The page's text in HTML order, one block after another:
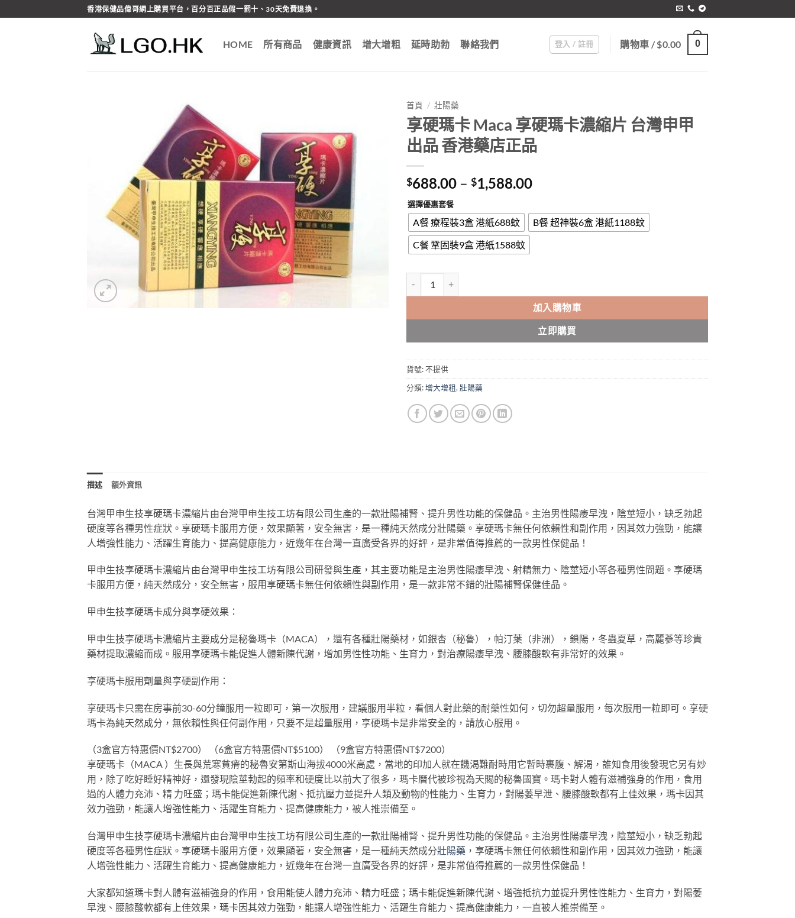
to
香港保健品偉哥網上購買平台，百分百正品假一罰十、30天免費退換。
HOME 所有商品 健康資訊 增大增粗 延時助勃 聯絡我們 登入 / 註冊 購物車 /$0.00 0
首頁 / 壯陽藥
享硬瑪卡 Maca 享硬瑪卡濃縮片 台灣申甲
出品 香港藥店正品
$688.00 – $1,588.00Price
$688.00
through
選擇優惠套餐
A餐 療程裝3盒 港紙688蚊
B餐 超神裝6盒 港紙1188蚊
C餐 鞏固裝9盒 港紙1588蚊
加入購物車
立即購買
貨號:不提供
分類:增大增粗, 壯陽藥
描述 額外資訊
台灣甲申生技享硬瑪卡濃縮片由台灣甲申生技工坊有限公司生產的一款壯陽補腎、提升男性功能的保健品。主治男性陽痿早洩，陰莖短小，缺乏勃起
硬度等各種男性症狀。享硬瑪卡服用方便，效果顯著，安全無害，是一種純天然成分壯陽藥。享硬瑪卡無任何依賴性和副作用，因其效力強勁，能讓
人增強性能力、活躍生育能力、提高健康能力，近幾年在台灣一直廣受各界的好評，是非常值得推薦的一款男性保健品！
甲申生技享硬瑪卡濃縮片由台灣甲申生技工坊有限公司研發與生產，其主要功能是主治男性陽痿早洩、射精無力、陰莖短小等各種男性問題。享硬瑪
卡服用方便，純天然成分，安全無害，服用享硬瑪卡無任何依賴性與副作用，是一款非常不錯的壯陽補腎保健佳品。
甲申生技享硬瑪卡成分與享硬效果：
甲申生技享硬瑪卡濃縮片主要成分是秘魯瑪卡（MACA），還有各種壯陽藥材，如銀杏（秘魯），帕汀葉（非洲），鎖陽，冬蟲夏草，高麗蔘等珍貴
藥材提取濃縮而成。服用享硬瑪卡能促進人體新陳代謝，增加男性性功能、生育力，對治療陽痿早洩、腰膝酸軟有非常好的效果。
享硬瑪卡服用劑量與享硬副作用：
享硬瑪卡只需在房事前30-60分鐘服用一粒即可，第一次服用，建議服用半粒，看個人對此藥的耐藥性如何，切勿超量服用，每次服用一粒即可。享硬
瑪卡為純天然成分，無依賴性與任何副作用，只要不是超量服用，享硬瑪卡是非常安全的，請放心服用。
（3盒官方特惠價NT$2700） （6盒官方特惠價NT$5100） （9盒官方特惠價NT$7200）
享硬瑪卡（MACA ）生長與荒寒貧瘠的秘魯安第斯山海拔4000米高處，當地的印加人就在饑渴難耐時用它暫時裹腹、解渴，誰知食用後發現它另有妙
用，除了吃好睡好精神好，還發現陰莖勃起的頻率和硬度比以前大了很多，瑪卡曆代被珍視為天賜的秘魯國寶。瑪卡對人體有滋補強身的作用，食用
過的人體力充沛、精 力旺盛；瑪卡能促進新陳代謝、抵抗壓力並提升人類及動物的性能力、生育力，對陽萎早泄、腰膝酸軟都有上佳效果，瑪卡因其
效力強勁，能讓人增強性能力、活躍生育能力、提高健康能力，被人推崇備至。
台灣甲申生技享硬瑪卡濃縮片由台灣甲申生技工坊有限公司生產的一款壯陽補腎、提升男性功能的保健品。主治男性陽痿早洩，陰莖短小，缺乏勃起
硬度等各種男性症狀。享硬瑪卡服用方便，效果顯著，安全無害，是一種純天然成分壯陽藥 ，享硬瑪卡無任何依賴性和副作用，因其效力強勁，能讓
人增強性能力、活躍生育能力、提高健康能力，近幾年在台灣一直廣受各界的好評，是非常值得推薦的一款男性保健品！
大家都知道瑪卡對人體有滋補強身的作用，食用能使人體力充沛、精力旺盛；瑪卡能促進新陳代謝、增強抵抗力並提升男性性能力、生育力，對陽萎
早洩、腰膝酸軟都有上佳效果，瑪卡因其效力強勁，能讓人增強性能力、活躍生育能力、提高健康能力，一直被人推崇備至。